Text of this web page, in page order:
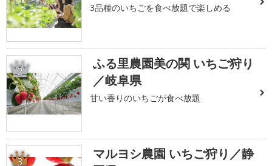
3品種のいちごを食べ放題で楽しめる
2
ふる里農園美の関 いちご狩り
／岐阜県
甘い香りのいちごが食べ放題
3
マルヨシ農園 いちご狩り／静